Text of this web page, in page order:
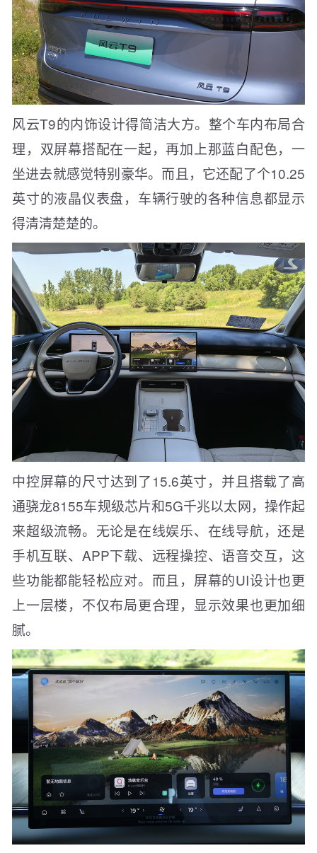
风云T9的内饰设计得简洁大方。整个车内布局合
理，双屏幕搭配在一起，再加上那蓝白配色，一
坐进去就感觉特别豪华。而且，它还配了个10.25
英寸的液晶仪表盘，车辆行驶的各种信息都显示
得清清楚楚的。
中控屏幕的尺寸达到了15.6英寸，并且搭载了高
通骁龙8155车规级芯片和5G千兆以太网，操作起
来超级流畅。无论是在线娱乐、在线导航，还是
手机互联、APP下载、远程操控、语音交互，这
些功能都能轻松应对。而且，屏幕的UI设计也更
上一层楼，不仅布局更合理，显示效果也更加细
腻。